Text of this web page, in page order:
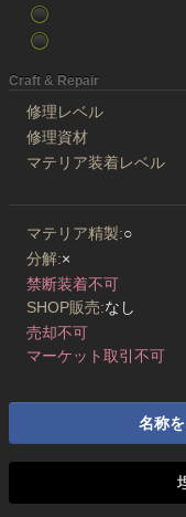
Craft & Repair
修理レベル
修理資材
マテリア装着レベル
マテリア精製:○
分解:×
禁断装着不可
SHOP販売:なし
売却不可
マーケット取引不可
名称